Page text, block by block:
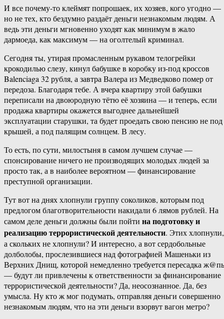
И все почему-то клеймят попрошаек, их хозяев, кого угодно —
но не тех, кто бездумно раздаёт деньги незнакомым людям. А
ведь эти деньги мгновенно уходят как минимум в жало
дармоеда, как максимум — на оголтелый криминал.
Сегодня ты, утирая промасленным рукавом телогрейки
крокодилью слезу, кинул бабушке в коробку из-под кроссов
Balenciaga 32 рубля, а завтра Валера из Медведково помер от
передоза. Благодаря тебе. А вчера квартиру этой бабушки
переписали на двоюродную тётю её хозяина — и теперь, если
продажа квартиры окажется выгоднее дальнейшей
эксплуатации старушки, та будет проедать свою пенсию не под
крышей, а под палящим солнцем. В лесу.
То есть, по сути, милостыня в самом лучшем случае —
спонсирование ничего не производящих молодых людей за
просто так, а в наиболее вероятном — финансирование
преступной организации.
Тут вот на днях хлопнули группу соколиков, которым под
предлогом благотворительности накидали 6 лямов рублей. На
самом деле деньги должны были пойти на подготовку и
реализацию террористической деятельности. Этих хлопнули,
а скольких не хлопнули? И интересно, а вот сердобольные
долболобы, прослезившиеся над фотографией Машеньки из
Верхних Днищ, которой немедленно требуется пересадка
— будут ли привлечены к ответственности за финансирование
террористической деятельности? Да, неосознанное. Да, без
умысла. Ну кто ж мог подумать, отправляя деньги совершенно
незнакомым людям, что на эти деньги взорвут вагон метро?